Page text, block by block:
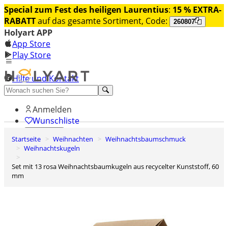
Special zum Fest des heiligen Laurentius: 15 % EXTRA-
RABATTauf das gesamte Sortiment, Code: 260807
Holyart APP
App Store
Play Store
Hilfe und Kontakt
Entdecken Sie Premium
Anmelden
Wunschliste
0
Warenkorb
Startseite Weihnachten
Weihnachtsbaumschmuck
Weihnachtskugeln
Set mit 13 rosa Weihnachtsbaumkugeln aus recycelter Kunststoff, 60
mm